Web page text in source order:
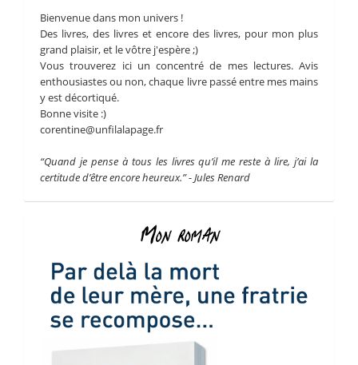
Bienvenue dans mon univers !
Des livres, des livres et encore des livres, pour mon plus
grand plaisir, et le vôtre j'espère ;)
Vous trouverez ici un concentré de mes lectures. Avis
enthousiastes ou non, chaque livre passé entre mes mains
y est décortiqué.
Bonne visite :)
corentine@unfilalapage.fr
“Quand je pense à tous les livres qu’il me reste à lire, j’ai la
certitude d’être encore heureux.” - Jules Renard
Mon roman